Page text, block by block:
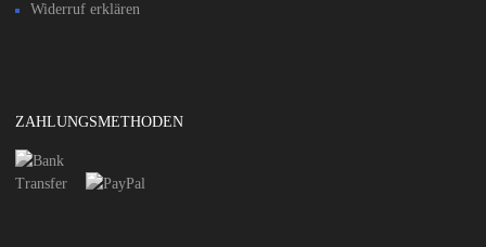
Widerruf erklären
ZAHLUNGSMETHODEN